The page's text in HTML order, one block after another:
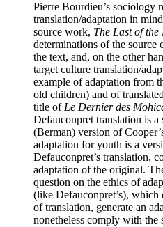
Pierre Bourdieu’s sociology
translation/adaptation in
source work, The Last of the
determinations of the source
the text, and, on the other
target culture translation/
example of adaptation from
old children) and of
title of Le Dernier des
Defauconpret translation is a
(Berman) version of
adaptation for youth is a
Defauconpret’s translation,
adaptation of the original.
question on the ethics of
(like Defauconpret’s),
of translation, generate an
nonetheless comply with the